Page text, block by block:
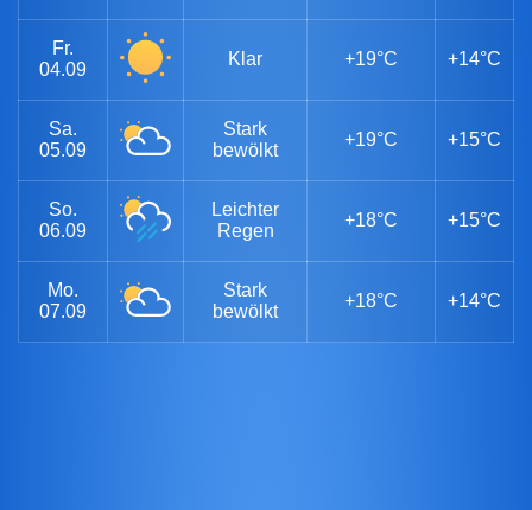
Fr.
04.09
Klar +19°C +14°C
Sa.
05.09
Stark
bewölkt
+19°C +15°C
So.
06.09
Leichter
Regen
+18°C +15°C
Mo.
07.09
Stark
bewölkt
+18°C +14°C